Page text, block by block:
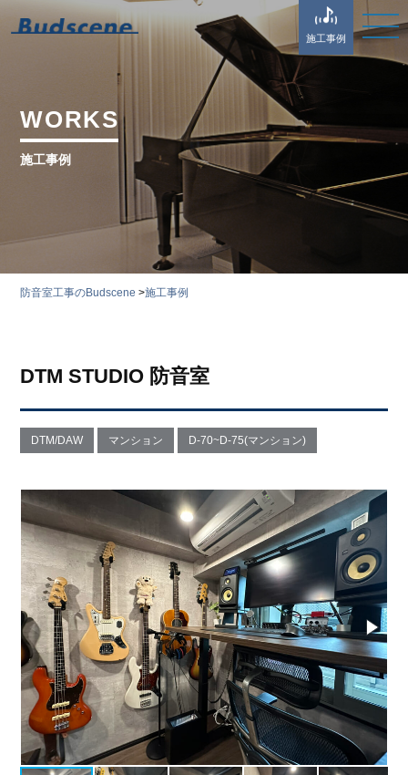
施工事例
WORKS
施工事例
防音室工事のBudscene>施工事例
DTM STUDIO 防音室
DTM/DAW マンション D-70~D-75(マンション)